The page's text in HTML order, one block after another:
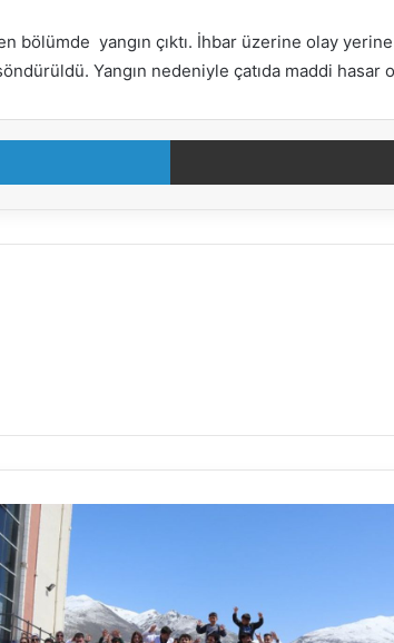
bölümde yangın çıktı. İhbar üzerine olay
Yangın nedeniyle çatıda maddi hasar
LinkedIn